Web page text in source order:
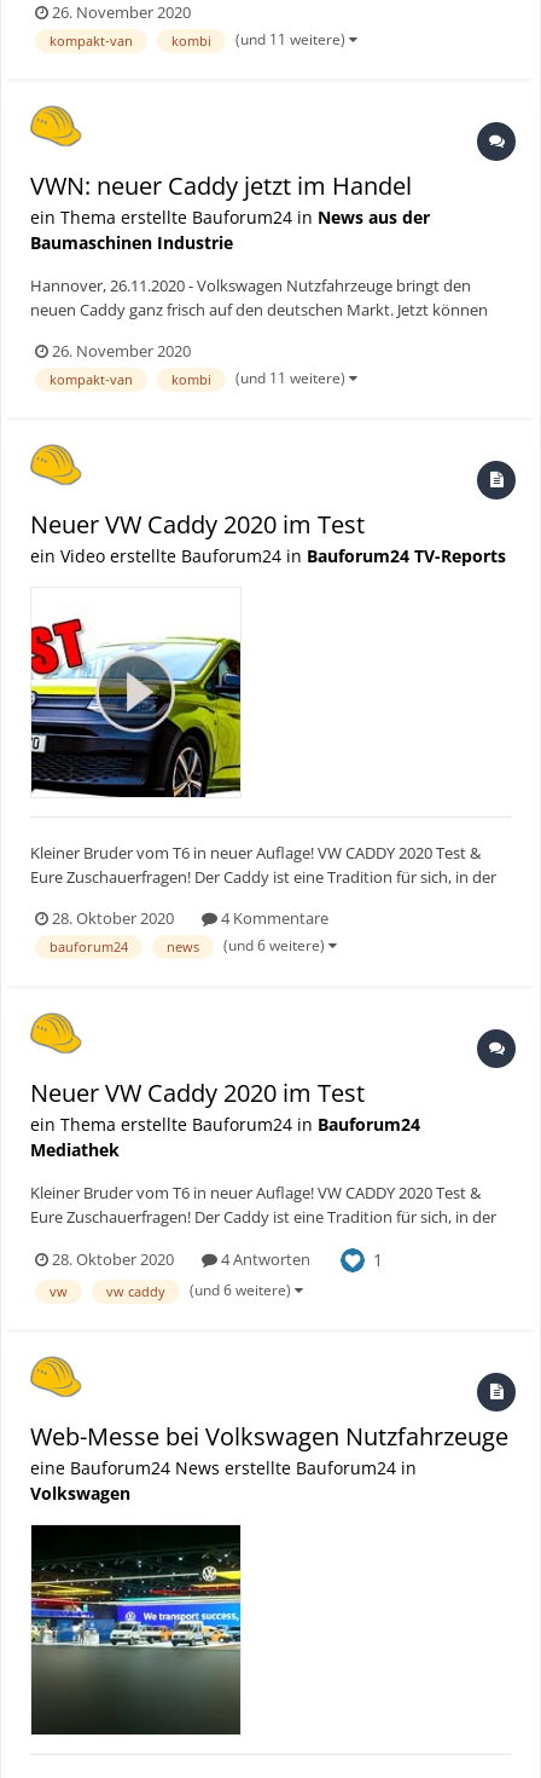
testen. Die fünfte Generation des über drei Millionen Mal gebauten
Bestsellers startet als Kombi, Familien-Van, Stadtli...
26. November 2020
kompakt-van kombi (und 11 weitere)
VWN: neuer Caddy jetzt im Handel
ein Thema erstellte Bauforum24 in News aus der
Baumaschinen Industrie
Hannover, 26.11.2020 - Volkswagen Nutzfahrzeuge bringt den
neuen Caddy ganz frisch auf den deutschen Markt. Jetzt können
testen. Die fünfte Generation des über drei Millionen Mal gebauten
Bestsellers startet als Kombi, Familien-Van, Stadtli...
26. November 2020
kompakt-van kombi (und 11 weitere)
Neuer VW Caddy 2020 im Test
ein Video erstellte Bauforum24 in Bauforum24 TV-Reports
Kleiner Bruder vom T6 in neuer Auflage! VW CADDY 2020 Test &
Eure Zuschauerfragen! Der Caddy ist eine Tradition für sich, in der
Ihr im Video. ► Bauforum24 TV Youtube Kanal
28. Oktober 2020 4 Kommentare
bauforum24 news (und 6 weitere)
Neuer VW Caddy 2020 im Test
ein Thema erstellte Bauforum24 in Bauforum24
Mediathek
Kleiner Bruder vom T6 in neuer Auflage! VW CADDY 2020 Test &
Eure Zuschauerfragen! Der Caddy ist eine Tradition für sich, in der
Ihr im Video. ► Bauforum24 TV Youtube Kanal Hier geht's zum
vollständigen Beitrag
28. Oktober 2020 4 Antworten 1
vw vw caddy (und 6 weitere)
Web-Messe bei Volkswagen Nutzfahrzeuge
eine Bauforum24 News erstellte Bauforum24 in
Volkswagen